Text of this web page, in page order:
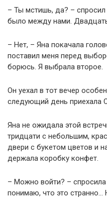
– Ты мстишь, да? –
было между нами.
– Нет, – Яна покачала
поставил меня перед
борюсь. Я выбрала второе.
Он уехал в тот вечер
следующий день приехала
Яна не ожидала этой
тридцати с небольшим,
двери с букетом цветов и
держала коробку конфет.
– Можно войти? –
понимаю, что это странно…